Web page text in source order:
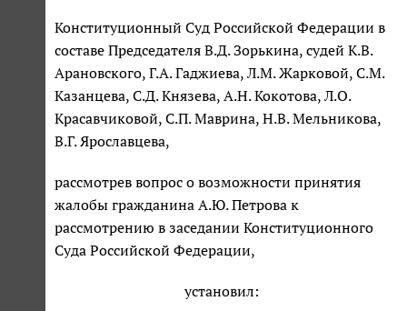
Конституционный Суд Российской Федерации в
составе Председателя В.Д. Зорькина, судей К.В.
Арановского, Г.А. Гаджиева, Л.М. Жарковой, С.М.
Казанцева, С.Д. Князева, А.Н. Кокотова, Л.О.
Красавчиковой, С.П. Маврина, Н.В. Мельникова,
В.Г. Ярославцева,
рассмотрев вопрос о возможности принятия
жалобы гражданина А.Ю. Петрова к
рассмотрению в заседании Конституционного
Суда Российской Федерации,
установил: